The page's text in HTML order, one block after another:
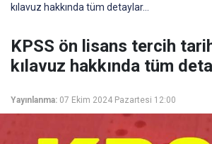
kılavuz hakkında tüm detaylar…
KPSS ön lisans tercih
kılavuz hakkında tüm
Yayınlanma: 07 Ekim 2024 Pazartesi 12:00